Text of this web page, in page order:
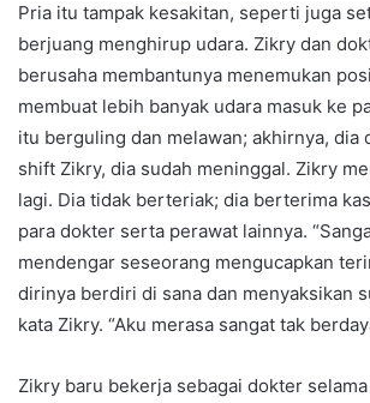
Pria itu tampak kesakitan, seperti juga
berjuang menghirup udara. Zikry dan
berusaha membantunya menemukan
membuat lebih banyak udara masuk ke
itu berguling dan melawan; akhirnya, dia
shift Zikry, dia sudah meninggal. Zikry
lagi. Dia tidak berteriak; dia berterima
para dokter serta perawat lainnya.
mendengar seseorang mengucapkan
dirinya berdiri di sana dan menyaksikan
kata Zikry. “Aku merasa sangat tak
Zikry baru bekerja sebagai dokter